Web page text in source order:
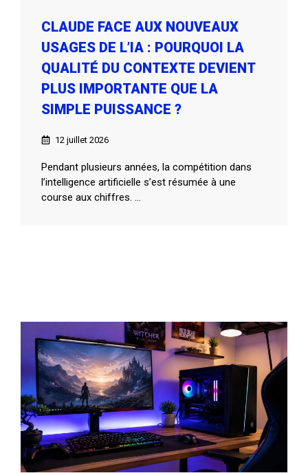
CLAUDE FACE AUX NOUVEAUX
USAGES DE L’IA : POURQUOI LA
QUALITÉ DU CONTEXTE DEVIENT
PLUS IMPORTANTE QUE LA
SIMPLE PUISSANCE ?
12 juillet 2026
Pendant plusieurs années, la compétition dans
l’intelligence artificielle s’est résumée à une
course aux chiffres. ...